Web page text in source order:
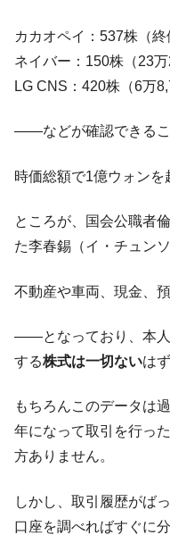
塊！
Fact1
夏の甲子園、
府県とは？
奇跡の毛色「白
Fact1
全て勝つといく
Fact1 平成仮面ライ
Fact1
発表から2日で
Fact1
日本人マスター
Fact1
甲子園通算本
ている意外な選手とは？
Fact1 セレクトセール
カカオペイ：537株（終
ネイバー：150株（23万
LG CNS：420株（6万
――などが確認できるこ
時価総額で1億ウォンを
ところが、国会公職者
た李春錫（イ・チュン
不動産や車両、現金、
――となっており、本人
する株式は一切ないは
もちろんこのデータは
年になって取引を行っ
方ありません。
しかし、取引履歴がば
口座を調べればすぐに分